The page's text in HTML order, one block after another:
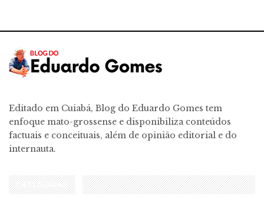
Editado em Cuiabá, Blog do Eduardo Gomes tem
enfoque mato-grossense e disponibiliza conteúdos
factuais e conceituais, além de opinião editorial e do
internauta.
CATEGORIAS